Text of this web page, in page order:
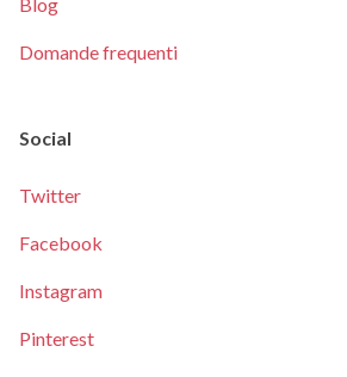
Blog
Domande frequenti
Social
Twitter
Facebook
Instagram
Pinterest